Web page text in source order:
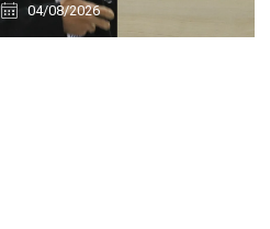
04/08/2026